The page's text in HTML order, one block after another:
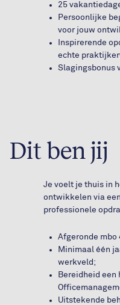
25
Persoonlijke
voor jouw
Inspirerende
echte
Slagingsbonus
Dit ben jij
Je voelt je thuis in
ontwikkelen via
professionele
Afgeronde
Minimaal één
werkveld;
Bereidheid een
Uitstekende